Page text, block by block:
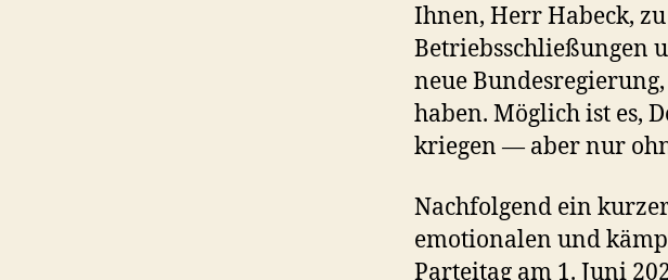
Ihnen, Herr Habeck,
Betriebsschließungen
neue
haben. Möglich ist es,
kriegen — aber nur
Nachfolgend ein
emotionalen und
Parteitag am 1. Juni